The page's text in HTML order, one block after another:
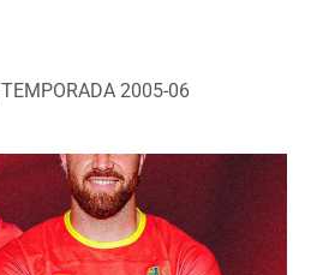
TEMPORADA 2005-06